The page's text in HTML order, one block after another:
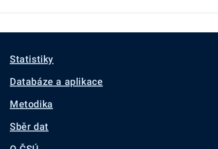
Statistiky
Databáze a aplikace
Metodika
Sběr dat